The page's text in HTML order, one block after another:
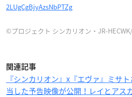
2LUgCgBjyAzsNbPTZg
©プロジェクト シンカリオン・JR-
関連記事
『シンカリオン』x『エヴァ』ミサ
当した予告映像が公開！レイとアス